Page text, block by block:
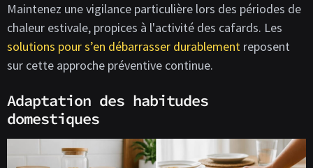
Maintenez une vigilance particulière lors des périodes de
chaleur estivale, propices à l'activité des cafards. Les
solutions pour s’en débarrasser durablement reposent
sur cette approche préventive continue.
Adaptation des habitudes
domestiques